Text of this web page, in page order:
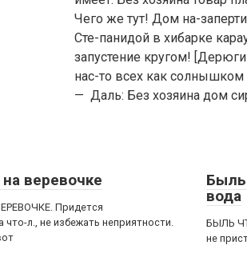
Чего же тут! Дом на-
Сте-панидой в хибарке
запустение кругом!
нас-то всех как солнышком
— Даль: Без хозяина дом
веревочке
Придется
что-л., не избежать неприятности.
вода
БЫЛЬ
не